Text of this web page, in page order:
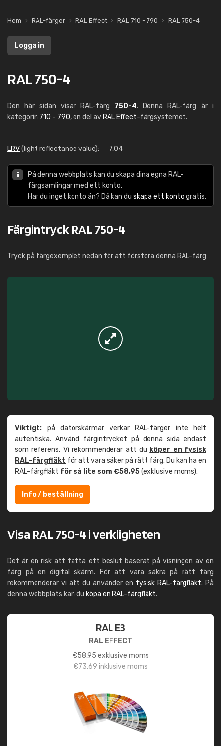
Hem RAL-färger RAL Effect RAL 710 - 790 RAL 750-4
Logga in
RAL 750-4
Den här sidan visar RAL-färg 750-4. Denna RAL-färg är i
kategorin 710 - 790, en del av RAL Effect-färgsystemet.
LRV(light reflectance value): 7,04
På denna webbplats kan du skapa dina egna RAL-
färgsamlingar med ett konto.
Har du inget konto än? Då kan du skapa ett konto gratis.
Färgintryck RAL 750-4
Tryck på färgexemplet nedan för att förstora denna RAL-färg:
Viktigt: på datorskärmar verkar RAL-färger inte helt
autentiska. Använd färgintrycket på denna sida endast
som referens. Vi rekommenderar att du köper en fysisk
RAL-färgfläkt för att vara säker på rätt färg. Du kan ha en
RAL-färgfläkt för så lite som €58,95(exklusive moms).
Info / beställning
Visa RAL 750-4 i verkligheten
Det är en risk att fatta ett beslut baserat på visningen av en
färg på en digital skärm. För att vara säkra på rätt färg
rekommenderar vi att du använder en fysisk RAL-färgfläkt. På
denna webbplats kan du köpa en RAL-färgfläkt.
RAL E3
RAL EFFECT
€58,95 exklusive moms
€73,69 inklusive moms